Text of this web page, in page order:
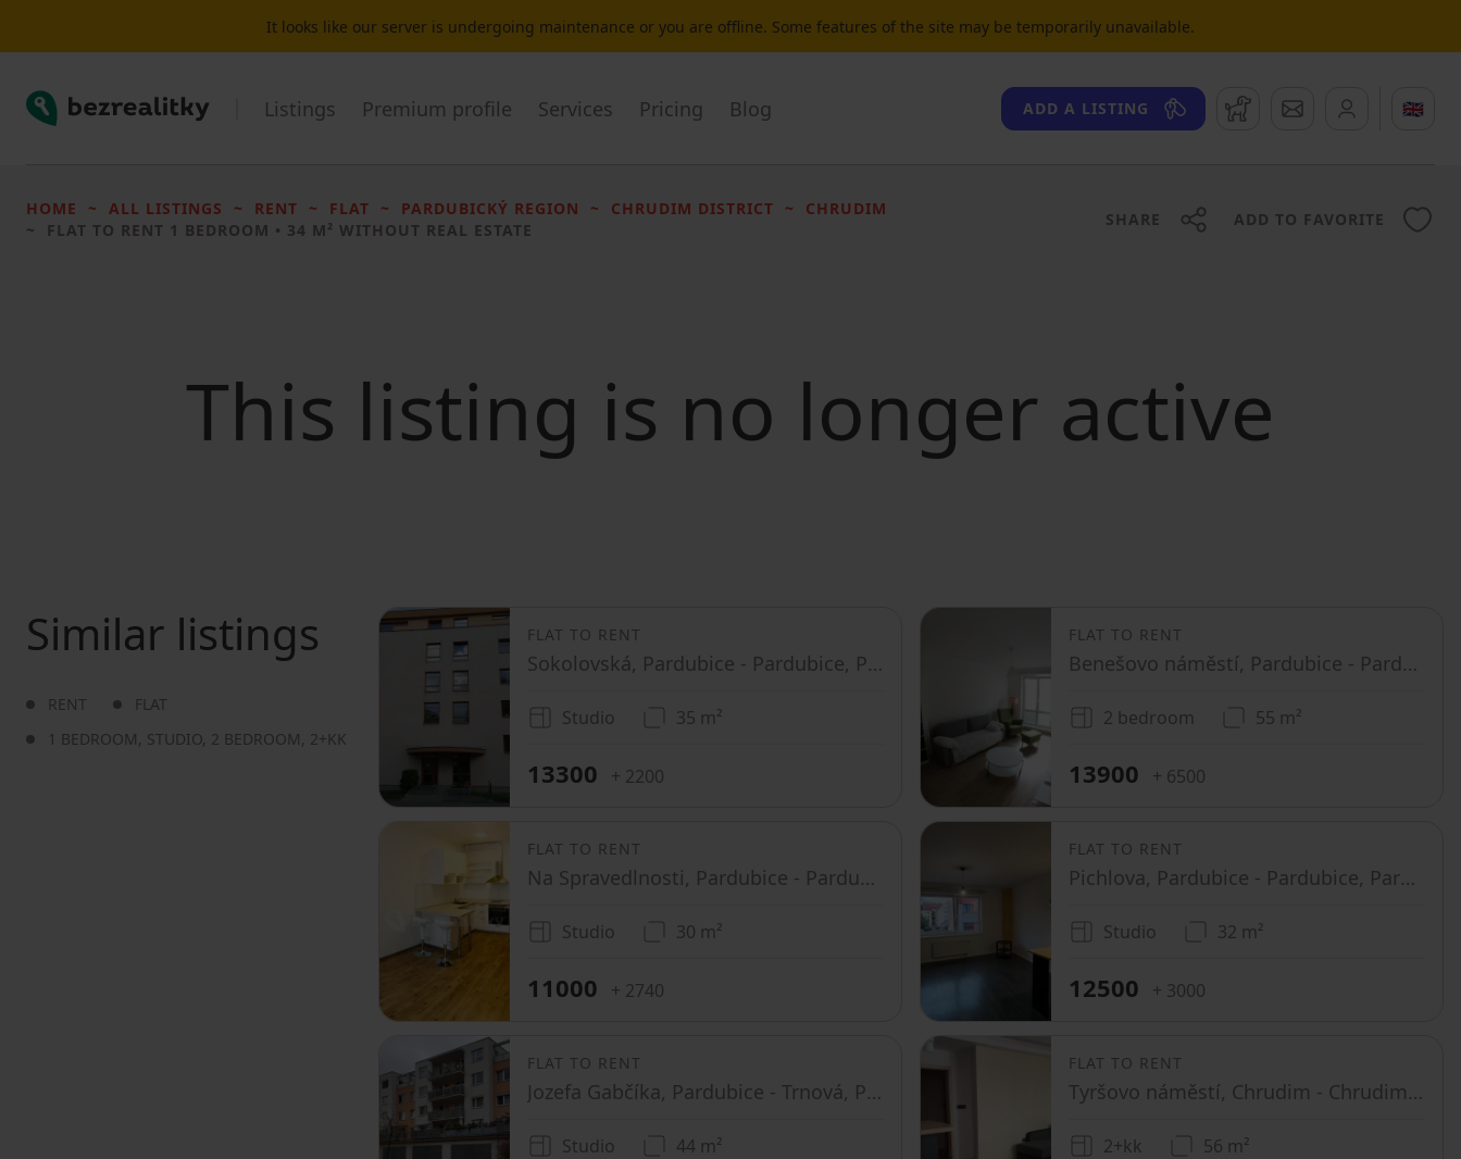
It looks like our server is undergoing maintenance or you are offline. Some features of the site may be temporarily unavailable.
Bezrealitky Listings Premium profile Services Pricing Blog ADD A LISTING WatchdogMessages 🇬🇧
HOME ALL LISTINGS RENT FLAT PARDUBICKÝ REGION CHRUDIM DISTRICT
CHRUDIM
FLAT TO RENT 1 BEDROOM • 34 M² WITHOUT REAL ESTATE
SHARE ADD TO FAVORITE
This listing is no longer active
Similar listings
RENT
FLAT
1 BEDROOM, STUDIO, 2 BEDROOM, 2+KK
FLAT TO RENT
Sokolovská, Pardubice - Pardubice, Pardubický Region
Studio 35 m²
13300 + 2200
FLAT TO RENT
Benešovo náměstí, Pardubice - Pardubice, Pardubický Region
2 bedroom 55 m²
13900 + 6500
FLAT TO RENT
Na Spravedlnosti, Pardubice - Pardubice, Pardubický Region
Studio 30 m²
11000 + 2740
FLAT TO RENT
Pichlova, Pardubice - Pardubice, Pardubický Region
Studio 32 m²
12500 + 3000
FLAT TO RENT
Jozefa Gabčíka, Pardubice - Trnová, Pardubický Region
Studio 44 m²
FLAT TO RENT
Tyršovo náměstí, Chrudim - Chrudim, Pardubický Region
2+kk 56 m²